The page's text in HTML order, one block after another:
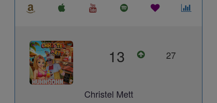
13 27
Christel Mett